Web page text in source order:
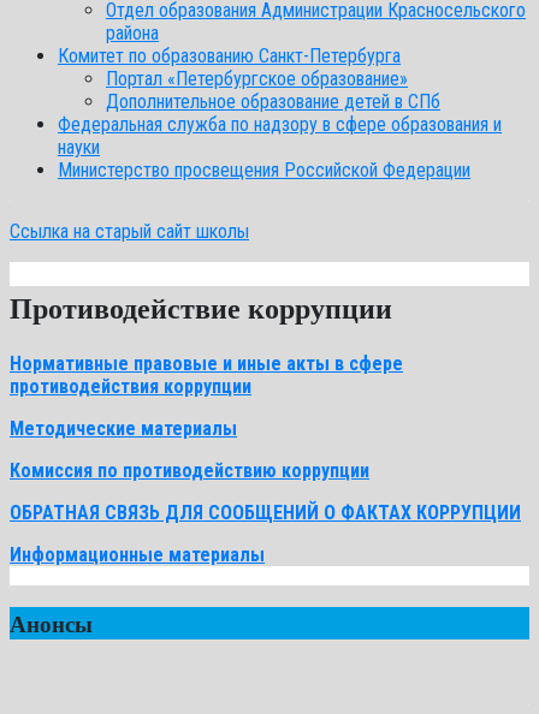
Отдел образования Администрации Красносельского
района
Комитет по образованию Санкт-Петербурга
Портал «Петербургское образование»
Дополнительное образование детей в СПб
Федеральная служба по надзору в сфере образования и
науки
Министерство просвещения Российской Федерации
Ссылка на старый сайт школы
Противодействие коррупции
Нормативные правовые и иные акты в сфере
противодействия коррупции
Методические материалы
Комиссия по противодействию коррупции
ОБРАТНАЯ СВЯЗЬ ДЛЯ СООБЩЕНИЙ О ФАКТАХ КОРРУПЦИИ
Информационные материалы
Анонсы